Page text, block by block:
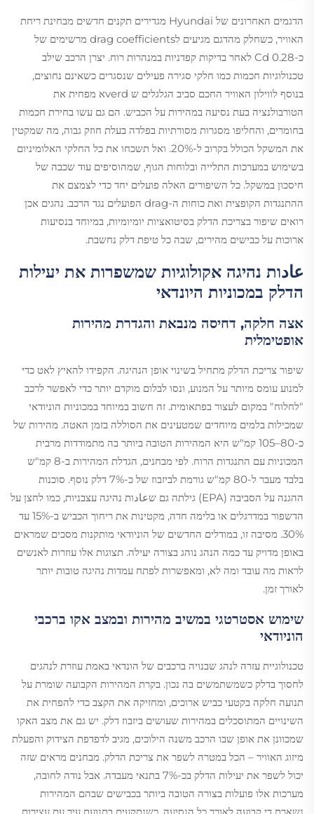
הדגמים האחרונים של Hyundai מגדירים תקנים חדשים מבחינת ריחת
האוויר, כשחלק מהדגם מגיעים לdrag coefficients מרשימים של
כ-0.28 Cd לאחר בדיקות קפדניות במנהרות רוח. יצרן הרכב שילב
טכנולוגיות חכמות כמו חלקי סגירה פעילים שנסגרים כשאינם נחוצים,
בנוסף לווילון האוויר החכם סביב הגלגלים ש verdא מפחית את
הטורבולנציה בעת נסיעה במהירות על הכביש. הם גם עשו בחירת חכמות
בחומרים, והחליפו מסגרות מסורתיות בפלדה בעלת חוזק גבוה, מה שמקטין
את המשקל הכולל בקרוב ל-20%. ואל תשכחו את כל החלקי האלומיניום
בשימוש במערכות התלייה ובלוחות הגוף, שמהוסיפים עוד שכבה של
חיסכון במשקל. כל השיפורים האלה פועלים יחד כדי לצמצם את
ההתנגדות הקופצית ואת כוחות ה-drag הפועלים נגד הרכב. נהגים אכן
רואים שיפור בצריכת הדלק בסיטואציות יומיומיות, במיוחד בנסיעות
ארוכות על כבישים מהירים, שבה כל טיפת דלק נחשבת.
عادות נהיגה אקולוגיות שמשפרות את יעילות
הדלק במכוניות היונדאי
אצה חלקה, דחיסה מנבאת והגדרת מהירות
אופטימלית
שיפור צריכת הדלק מתחיל בשינוי אופן הנהיגה. הקפידו להאיץ לאט כדי
למנוע עומס מיותר על המנוע, ונסו לבלום מוקדם יותר כדי לאפשר לרכב
"לחלוח" במקום לעצור בפתאומית. זה חשוב במיוחד במכוניות הוניודאי
שמכילות בלמים מיוחדים שמטעינים את הסוללה בזמן האטה. מהירות של
כ-80–105 קמ"ש היא המהירות הטובה ביותר בה מתמודדות מרבית
המכוניות עם התנגדות הרוח. לפי מבחנים, הגדלת המהירות ב-8 קמ"ש
בלבד מעבר ל-80 קמ"ש גורמת לביזבוז של כ-7% דלק נוסף. סוכנות
ההגנה על הסביבה (EPA) גילתה גם שعادות נהיגה עצבניות, כמו לחצן על
הדשפור במדרגלים או בלימה חדה, מקטינות את ריחוך הכביש ב-15% עד
30%. מסיבה זו, במודלים החדשים של הוניודאי מותקנות מסכים שמראים
באופן מדויק עד כמה הנהג נוהג בצורה יעילה. תצוגות אלו עוזרות לאנשים
לראות מה עובד ומה לא, ומאפשרות לפתח עמדות נהיגה טובות יותר
לאורך זמן.
שימוש אסטרטגי במשיב מהירות ובמצב אקו ברכבי
הוניודאי
טכנולוגיית עזרה לנהג שבנויה ברכבים של הונדאי באמת עוזרת לנהגים
לחסוך בדלק כשמשתמשים בה נכון. בקרת המהירות הקבועה שומרת על
תנועה חלקה בקטעי כביש ארוכים, ומחזיקה את הקצב כדי להפחית את
השינויים המתוסכלים במהירות שעושים ביזבוז דלק. יש גם את מצב האקו
שמכוונן את אופן שבו הרכב משנה הילוכים, מגיב לדפדפת הצידוק והפעלת
מיזוג האוויר – הכל במטרה לשפר את צריכת הדלק. מבחנים מראים שזה
יכול לשפר את יעילות הדלק בכ-7% בתנאי מעבדה. אבל נודה לחובה,
מערכות אלו פועלות בצורה הטובה ביותר בכבישים שבהם המהירות
נשארת די קבועה לאורך כל הנסיעה. כשנתקעים בתנועת עיר עם עצירות